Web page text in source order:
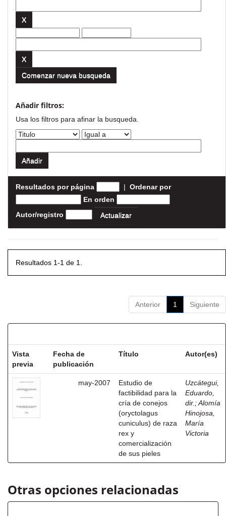
Comenzar nueva busqueda
Añadir filtros:
Usa los filtros para afinar la busqueda.
Resultados por página | Ordenar por
En orden
Autor/registro
Resultados 1-1 de 1.
Anterior 1 Siguiente
Vista
previa
Fecha de
publicación
Título Autor(es)
may-2007
Estudio de
factibilidad para la
cría de conejos
(oryctolagus
cuniculus) de raza
rex y
comercialización
de sus pieles
Uzcátegui,
Eduardo,
dir. ;Alomía
Hinojosa,
María
Victoria
Otras opciones relacionadas